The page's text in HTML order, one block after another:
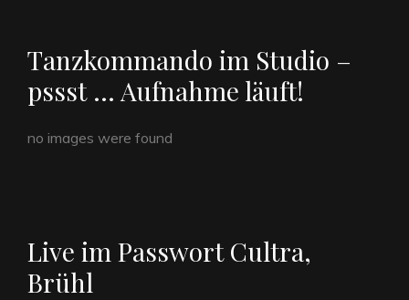
Tanzkommando im Studio –
pssst … Aufnahme läuft!
no images were found
Live im Passwort Cultra,
Brühl